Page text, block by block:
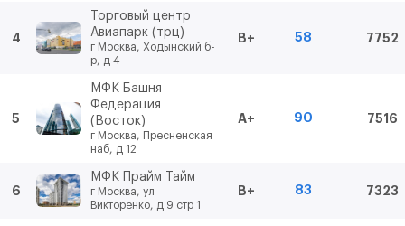
4
Торговый центр
Авиапарк (трц)
г Москва, Ходынский б-
р, д 4
B+ 58 7752
5
МФК Башня
Федерация
(Восток)
г Москва, Пресненская
наб, д 12
A+ 90 7516
6
МФК Прайм Тайм
г Москва, ул
Викторенко, д 9 стр 1
B+ 83 7323